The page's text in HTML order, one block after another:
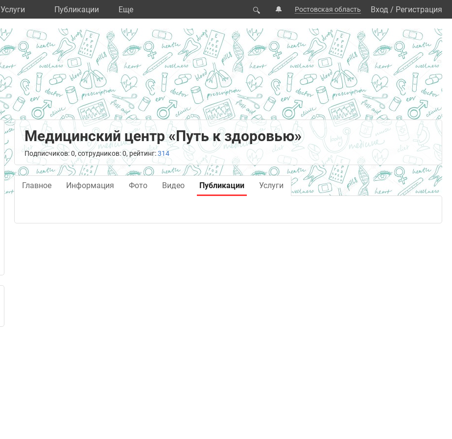
Услуги Публикации Eще 🔍 🔔 Ростовская область Вход / Регистрация
Медицинский центр «Путь к здоровью»
Подписчиков: 0, сотрудников: 0, рейтинг:314
Главное Информация Фото Видео Публикации Услуги